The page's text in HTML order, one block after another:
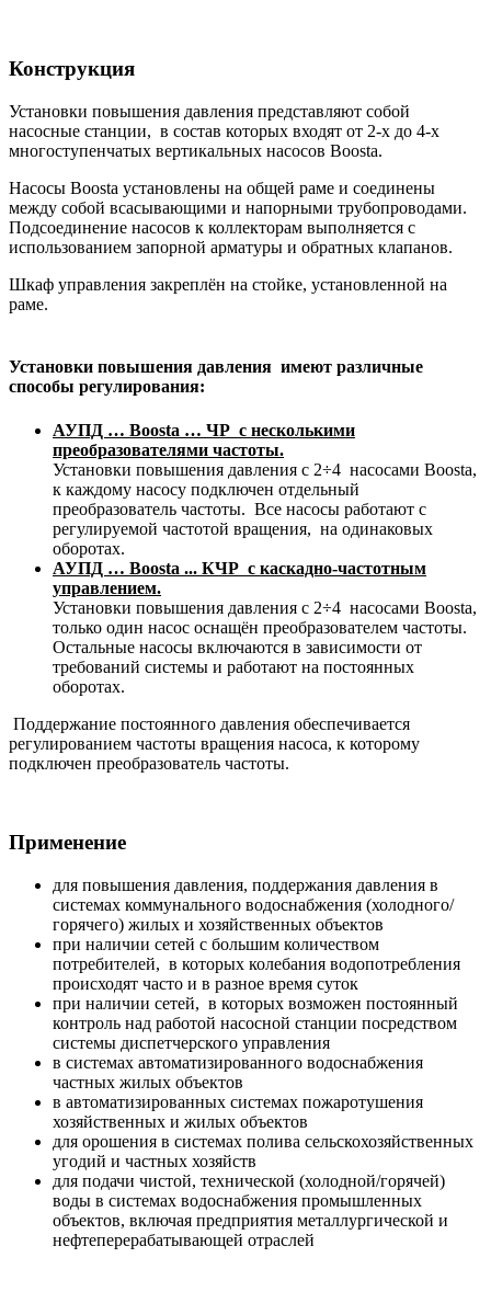
Конструкция
Установки повышения давления представляют собой
насосные станции, в состав которых входят от 2-х до 4-х
многоступенчатых вертикальных насосов Boosta.
Насосы Boosta установлены на общей раме и соединены
между собой всасывающими и напорными трубопроводами.
Подсоединение насосов к коллекторам выполняется с
использованием запорной арматуры и обратных клапанов.
Шкаф управления закреплён на стойке, установленной на
раме.
Установки повышения давления имеют различные
способы регулирования:
АУПД … Boosta … ЧР с несколькими
преобразователями частоты.
Установки повышения давления с 2÷4 насосами Boosta,
к каждому насосу подключен отдельный
преобразователь частоты. Все насосы работают с
регулируемой частотой вращения, на одинаковых
оборотах.
АУПД … Boosta ... КЧР с каскадно-частотным
управлением.
Установки повышения давления с 2÷4 насосами Boosta,
только один насос оснащён преобразователем частоты.
Остальные насосы включаются в зависимости от
требований системы и работают на постоянных
оборотах.
Поддержание постоянного давления обеспечивается
регулированием частоты вращения насоса, к которому
подключен преобразователь частоты.
Применение
для повышения давления, поддержания давления в
системах коммунального водоснабжения (холодного/
горячего) жилых и хозяйственных объектов
при наличии сетей с большим количеством
потребителей, в которых колебания водопотребления
происходят часто и в разное время суток
при наличии сетей, в которых возможен постоянный
контроль над работой насосной станции посредством
системы диспетчерского управления
в системах автоматизированного водоснабжения
частных жилых объектов
в автоматизированных системах пожаротушения
хозяйственных и жилых объектов
для орошения в системах полива сельскохозяйственных
угодий и частных хозяйств
для подачи чистой, технической (холодной/горячей)
воды в системах водоснабжения промышленных
объектов, включая предприятия металлургической и
нефтеперерабатывающей отраслей